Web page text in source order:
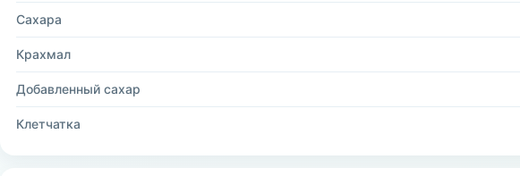
Сахара
Крахмал
Добавленный сахар
Клетчатка